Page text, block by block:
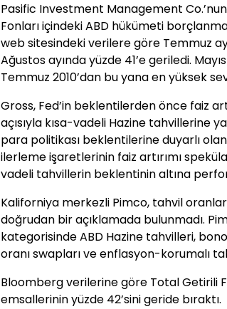
Pasific Investment Management
Fonları içindeki ABD hükümeti
web sitesindeki verilere göre Temmuz
Ağustos ayında yüzde 41’e geriledi.
Temmuz 2010’dan bu yana en yüksek
Gross, Fed’in beklentilerden önce faiz
açısıyla kısa-vadeli Hazine tahvillerine
para politikası beklentilerine duyarlı
ilerleme işaretlerinin faiz artırımı
vadeli tahvillerin beklentinin altına
Kaliforniya merkezli Pimco, tahvil
doğrudan bir açıklamada bulunmadı.
kategorisinde ABD Hazine tahvilleri,
oranı swapları ve enflasyon-korumalı
Bloomberg verilerine göre Total Getirili
emsallerinin yüzde 42’sini geride bıraktı.